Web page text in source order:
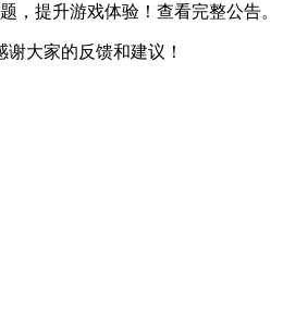
，提升游戏体验！查看完整公告。
大家的反馈和建议！